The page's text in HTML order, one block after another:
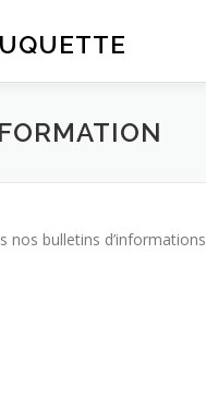
nos bulletins